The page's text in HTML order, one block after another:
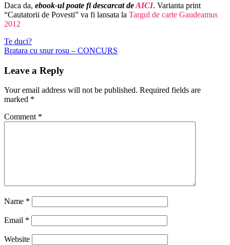
Daca da, ebook-ul poate fi descarcat deAICI. Varianta print
“Cautatorii de Povesti” va fi lansata la Targul de carte Gaudeamus
2012
Post
navigation
Previous
post:
Te duci?
Next
Bratara cu snur rosu – CONCURS
Leave a Reply
Your email address will not be published. Required fields are
marked *
Comment *
Name *
Email *
Website